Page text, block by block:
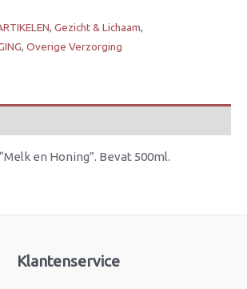
, Gezicht & Lichaam,
, Overige Verzorging
en Honing”. Bevat 500ml.
Klantenservice